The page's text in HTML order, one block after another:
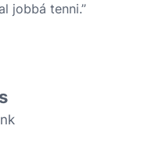
jobbá tenni.”